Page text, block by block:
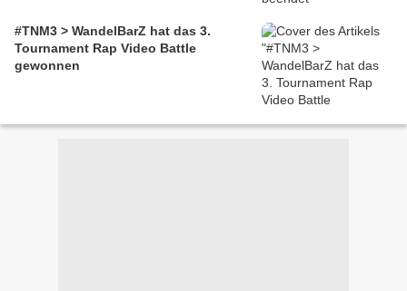
#TNM3 > WandelBarZ hat das 3.
Tournament Rap Video Battle
gewonnen